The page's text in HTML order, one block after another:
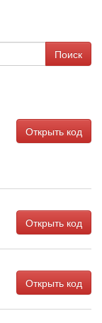
Поиск
Открыть код
Открыть код
Открыть код